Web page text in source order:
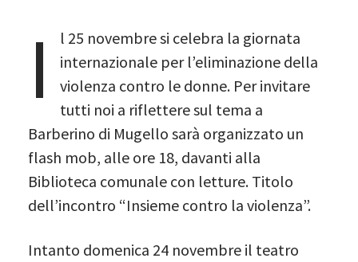
I
l 25 novembre si celebra la giornata
internazionale per l’eliminazione della
violenza contro le donne. Per invitare
tutti noi a riflettere sul tema a
Barberino di Mugello sarà organizzato un
flash mob, alle ore 18, davanti alla
Biblioteca comunale con letture. Titolo
dell’incontro “Insieme contro la violenza”.
Intanto domenica 24 novembre il teatro